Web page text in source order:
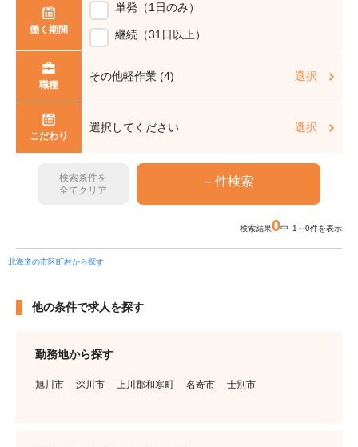
働く期間
単発（1日のみ）
継続（31日以上）
職種
その他軽作業 (4) 選択
こだわり
選択してください 選択
検索条件を
全てクリア
検索結果0中 1～0件を表示
北海道の市区町村から探す
他の条件で求人を探す
勤務地から探す
旭川市 深川市 上川郡和寒町 名寄市 士別市